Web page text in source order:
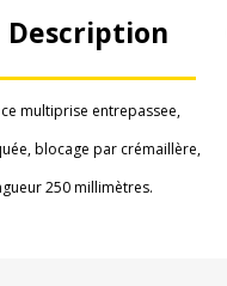
Description
multiprise entrepassee,
blocage par crémaillère,
250 millimètres.